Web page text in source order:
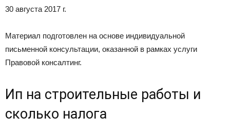
30 августа 2017 г.
Материал подготовлен на основе индивидуальной
письменной консультации, оказанной в рамках услуги
Правовой консалтинг.
Ип на строительные работы и
сколько налога